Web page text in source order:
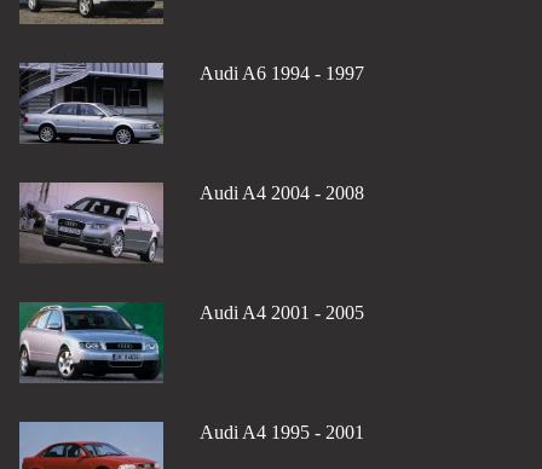
Audi A6 1994 - 1997
Audi A4 2004 - 2008
Audi A4 2001 - 2005
Audi A4 1995 - 2001